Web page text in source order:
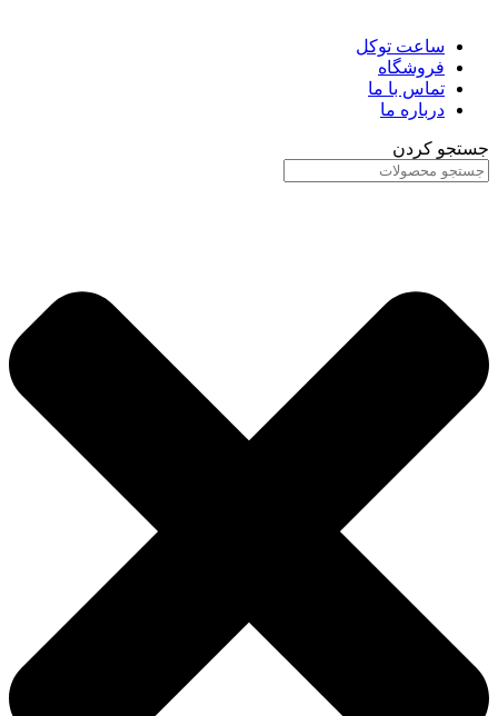
ساعت توکل
فروشگاه
تماس با ما
درباره ما
جستجو کردن